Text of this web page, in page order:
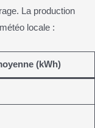
La production
locale :
(kWh)